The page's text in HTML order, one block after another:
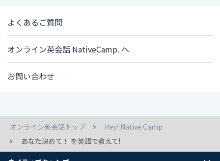
よくあるご質問
オンライン英会話 NativeCamp. へ
お問い合わせ
オンライン英会話トップ
Hey! Native Camp
あなた決めて！ を英語で教えて!